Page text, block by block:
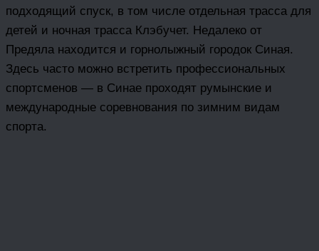
подходящий спуск, в том числе отдельная трасса для
детей и ночная трасса Клэбучет. Недалеко от
Предяла находится и горнолыжный городок Синая.
Здесь часто можно встретить профессиональных
спортсменов — в Синае проходят румынские и
международные соревнования по зимним видам
спорта.